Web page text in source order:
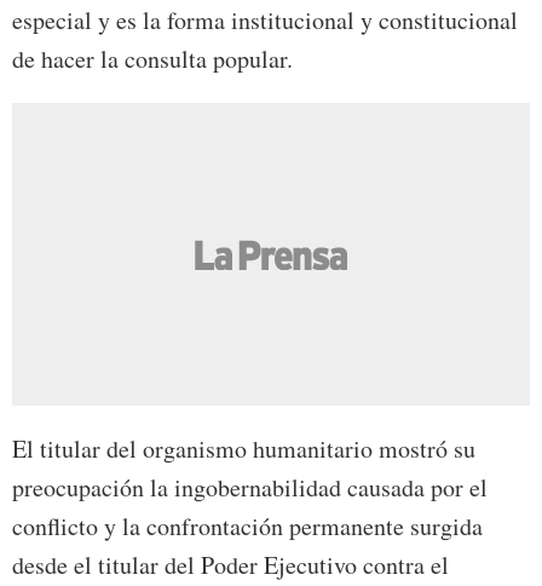
especial y es la forma institucional y constitucional
de hacer la consulta popular.
El titular del organismo humanitario mostró su
preocupación la ingobernabilidad causada por el
conflicto y la confrontación permanente surgida
desde el titular del Poder Ejecutivo contra el